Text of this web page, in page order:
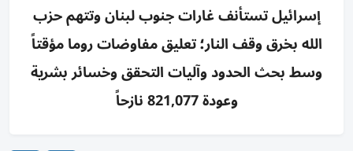
إسرائيل تستأنف غارات جنوب لبنان وتتهم حزب
الله بخرق وقف النار؛ تعليق مفاوضات روما مؤقتاً
وسط بحث الحدود وآليات التحقق وخسائر بشرية
وعودة 821,077 نازحاً